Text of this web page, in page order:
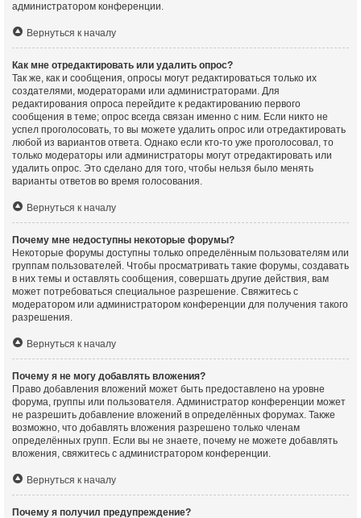
администратором конференции.
Вернуться к началу
Как мне отредактировать или удалить опрос?
Так же, как и сообщения, опросы могут редактироваться только их
создателями, модераторами или администраторами. Для
редактирования опроса перейдите к редактированию первого
сообщения в теме; опрос всегда связан именно с ним. Если никто не
успел проголосовать, то вы можете удалить опрос или отредактировать
любой из вариантов ответа. Однако если кто-то уже проголосовал, то
только модераторы или администраторы могут отредактировать или
удалить опрос. Это сделано для того, чтобы нельзя было менять
варианты ответов во время голосования.
Вернуться к началу
Почему мне недоступны некоторые форумы?
Некоторые форумы доступны только определённым пользователям или
группам пользователей. Чтобы просматривать такие форумы, создавать
в них темы и оставлять сообщения, совершать другие действия, вам
может потребоваться специальное разрешение. Свяжитесь с
модератором или администратором конференции для получения такого
разрешения.
Вернуться к началу
Почему я не могу добавлять вложения?
Право добавления вложений может быть предоставлено на уровне
форума, группы или пользователя. Администратор конференции может
не разрешить добавление вложений в определённых форумах. Также
возможно, что добавлять вложения разрешено только членам
определённых групп. Если вы не знаете, почему не можете добавлять
вложения, свяжитесь с администратором конференции.
Вернуться к началу
Почему я получил предупреждение?